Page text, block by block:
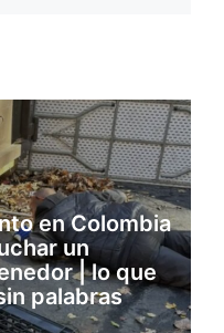
en Colombia
un
| lo que
palabras